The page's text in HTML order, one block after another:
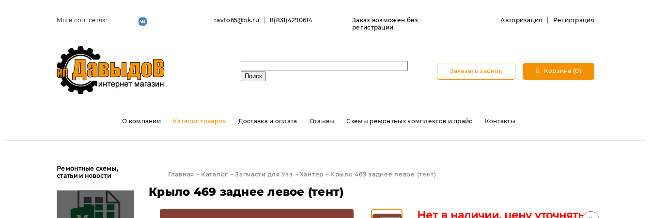
Мы в соц. сетях: ravto65@bk.ru 8(831)4290614
Заказ возможен без
регистрации
Авторизация Регистрация
Заказать звонок Корзина (0)
О компании Каталог товаров Доставка и оплата Отзывы Схемы ремонтных комплектов и прайс Контакты
Ремонтные схемы,
статьи и новости
Главная Каталог Запчасти для Уаз Хантер Крыло 469 заднее левое (тент)
Крыло 469 заднее левое (тент)